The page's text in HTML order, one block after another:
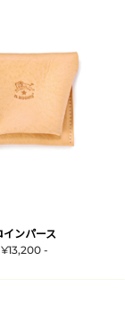
インパース
¥13,200 -